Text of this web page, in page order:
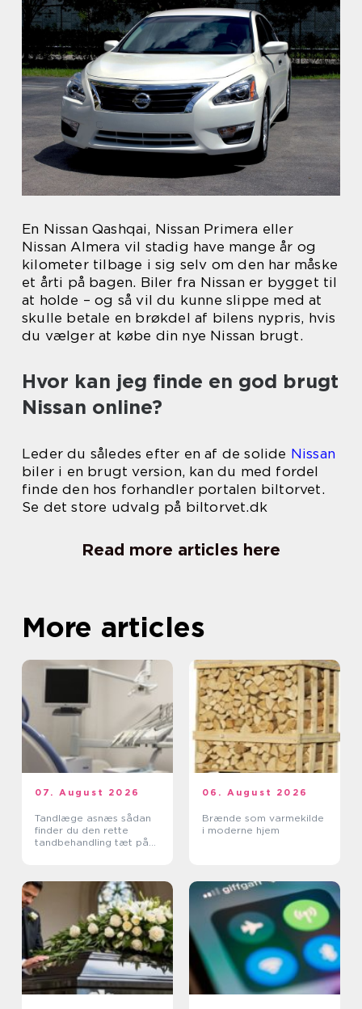
En Nissan Qashqai, Nissan Primera eller
Nissan Almera vil stadig have mange år og
kilometer tilbage i sig selv om den har måske
et årti på bagen. Biler fra Nissan er bygget til
at holde – og så vil du kunne slippe med at
skulle betale en brøkdel af bilens nypris, hvis
du vælger at købe din nye Nissan brugt.
Hvor kan jeg finde en god brugt
Nissan online?
Leder du således efter en af de solide Nissan
biler i en brugt version, kan du med fordel
finde den hos forhandler portalen biltorvet.
Se det store udvalg på biltorvet.dk
Read more articles here
More articles
07. August 2026
Tandlæge asnæs sådan
finder du den rette
tandbehandling tæt på
06. August 2026
Brænde som varmekilde
i moderne hjem